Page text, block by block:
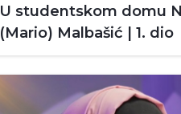
U studentskom domu
(Mario) Malbašić | 1. dio